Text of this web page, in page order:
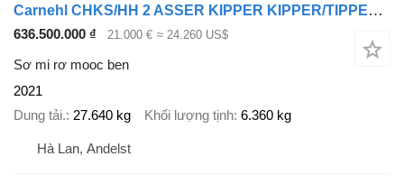
Carnehl CHKS/HH 2 ASSER KIPPER KIPPER/TIPPER /OPLEGGER/AUFLIEGER/TRAILER
636.500.000 ₫ 21.000 € ≈ 24.260 US$
Sơ mi rơ mooc ben
2021
Dung tải. 27.640 kg Khối lượng tịnh 6.360 kg
Hà Lan, Andelst